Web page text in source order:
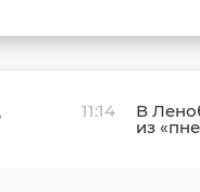
11:14 В
из